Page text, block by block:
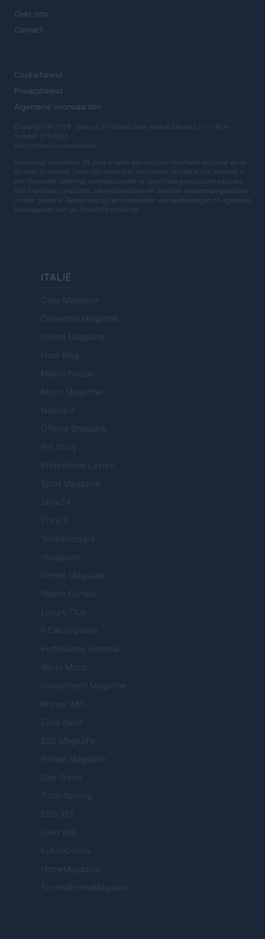
Over ons
Contact
Cookiebeleid
Privacybeleid
Algemene voorwaarden
Copyright © 2026 · Gepost in Holland door AdHub Media S.r.l. — REA-
nummer 2729933
Alle rechten voorbehouden
Vrijwaring: Investeren 24 doet er alles aan om haar informatie accuraat en up-
to-date te houden. Deze informatie kan verschillen van wat u ziet wanneer u
een financiële instelling, serviceprovider of specifieke productsite bezoekt.
Alle financiële producten, inkoopproducten en diensten worden aangeboden
zonder garantie. Raadpleeg bij het beoordelen van aanbiedingen de algemene
voorwaarden van uw financiële instelling.
ITALIË
Casa Magazine
Cineverse Magazine
Donne Magazine
Food Blog
Milano Notizie
Motor Magazine
Notizie.it
Offerte Shopping
Pet Story
Professione Lavoro
Sport Magazine
Style24
Think.it
Tuobenessere
Viaggiamo
Nonne Magazine
Milano Cortina
Luxury Club
Il Calcio Online
Professione mamma
World Music
Investimenti Magazine
Money 365
Zona Nerd
B2B Magazine
People Magazine
Day Travel
Tutto Gaming
ESG 365
Food Wiki
FuturoDonna
HomeMagazine
SecondHomeMagazine